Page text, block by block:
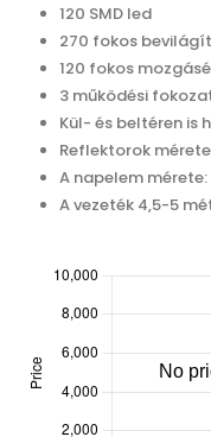
120 SMD led
270 fokos
120 fokos
3 működési
Kül- és beltéren is
Reflektorok
A napelem mérete:
A vezeték 4,5-5